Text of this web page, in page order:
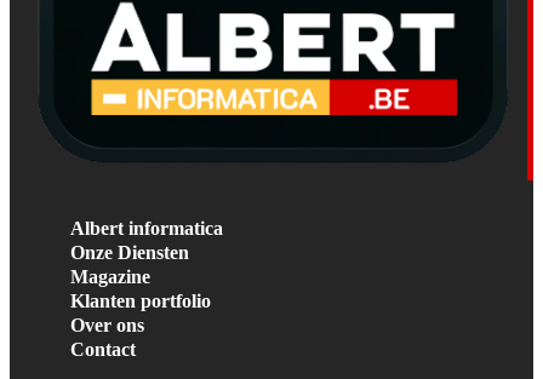
Albert informatica
Onze Diensten
Magazine
Klanten portfolio
Over ons
Contact